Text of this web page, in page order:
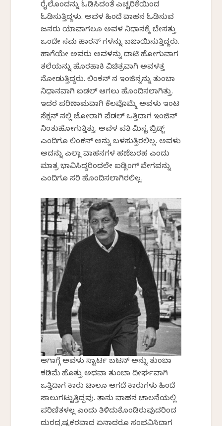
ರೈಲೊಂದನ್ನು ಓಡಿಸಿದಂತೆ ಎಚ್ಚರಿಕೆಯಿಂದ
ಓಡಿಸುತ್ತಿದ್ದಳು. ಅವಳ ಹಿಂದೆ ವಾಹನ ಓಡಿಸುವ
ಜನರು ಯಾವಾಗಲೂ ಅವಳ ನಿಧಾನಕ್ಕೆ ಬೇಸತ್ತು
ಒಂದೇ ಸಮ ಹಾರನ್ ಗಳನ್ನು ಬಜಾಯಿಸುತ್ತಿದ್ದರು.
ಹಾಗೆಯೇ ಅವರು ಅವಳನ್ನು ದಾಟಿ ಹೋಗುವಾಗ
ತಲೆಯನ್ನು ಹೊರಹಾಕಿ ವಿಚಿತ್ರವಾಗಿ ಅವಳತ್ತ
ನೋಡುತ್ತಿದ್ದರು. ಲಿಂಕನ್ ನ ಇಂಜಿನ್ನನ್ನು ತುಂಬಾ
ನಿಧಾನವಾಗಿ ಐಡಲ್ ಆಗಲು ಹೊಂದಿಸಲಾಗಿತ್ತು.
ಇದರ ಪರಿಣಾಮವಾಗಿ ಕೆಲವೊಮ್ಮೆ ಅವಳು ಇಂಟರ್
ಸೆಕ್ಷನ್ ನಲ್ಲಿ ಜೋರಾಗಿ ಪೆಡಲ್ ಒತ್ತಿದಾಗ ಇಂಜಿನ್
ನಿಂತುಹೋಗುತ್ತಿತ್ತು. ಅವಳ ಪತಿ ಮಿಸ್ಟರ್ ಬ್ರಿಡ್ಜ್
ಎಂದಿಗೂ ಲಿಂಕನ್ ಅನ್ನು ಬಳಸುತ್ತಿರಲಿಲ್ಲ. ಅವಳು
ಅದನ್ನು ಎಲ್ಲಾ ವಾಹನಗಳ ಹಣೆಬರಹ ಎಂದು
ಮಾತ್ರ ಭಾವಿಸಿದ್ದರಿಂದಲೇ ಐಡ್ಲಿಂಗ್ ವೇಗವನ್ನು
ಎಂದಿಗೂ ಸರಿ ಹೊಂದಿಸಲಾಗಿರಲಿಲ್ಲ.
ಆಗಾಗ್ಗೆ ಅವಳು ಸ್ಟಾರ್ಟರ್ ಬಟನ್ ಅನ್ನು ತುಂಬಾ
ಕಡಿಮೆ ಹೊತ್ತು ಅಥವಾ ತುಂಬಾ ದೀರ್ಘವಾಗಿ
ಒತ್ತಿದಾಗ ಕಾರು ಚಾಲೂ ಆಗದೆ ಕಾರುಗಳು ಹಿಂದೆ
ಸಾಲುಗಟ್ಟುತ್ತಿದ್ದವು. ತಾನು ವಾಹನ ಚಾಲನೆಯಲ್ಲಿ
ಪರಿಣಿತಳಲ್ಲ ಎಂದು ತಿಳಿದುಕೊಂಡಿರುವುದರಿಂದ
ದುರದೃಷ್ಟಕರವಾದ ಏನಾದರೂ ಸಂಭವಿಸಿದಾಗ